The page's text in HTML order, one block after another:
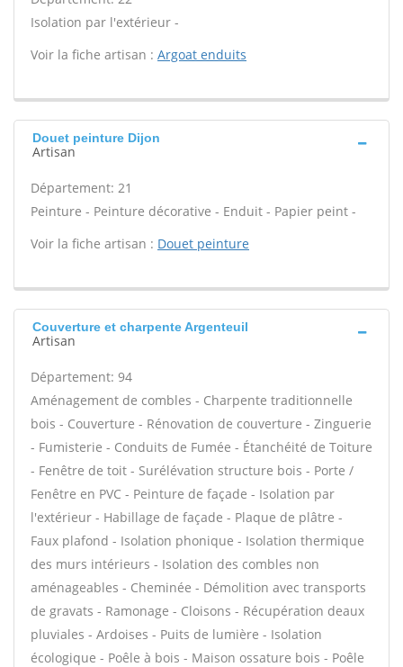
Isolation par l'extérieur -
Voir la fiche artisan : Argoat enduits
Douet peinture Dijon
Artisan
Département: 21
Peinture - Peinture décorative - Enduit - Papier peint -
Voir la fiche artisan : Douet peinture
Couverture et charpente Argenteuil
Artisan
Département: 94
Aménagement de combles - Charpente traditionnelle
bois - Couverture - Rénovation de couverture - Zinguerie
- Fumisterie - Conduits de Fumée - Étanchéité de Toiture
- Fenêtre de toit - Surélévation structure bois - Porte /
Fenêtre en PVC - Peinture de façade - Isolation par
l'extérieur - Habillage de façade - Plaque de plâtre -
Faux plafond - Isolation phonique - Isolation thermique
des murs intérieurs - Isolation des combles non
aménageables - Cheminée - Démolition avec transports
de gravats - Ramonage - Cloisons - Récupération deaux
pluviales - Ardoises - Puits de lumière - Isolation
écologique - Poêle à bois - Maison ossature bois - Poêle